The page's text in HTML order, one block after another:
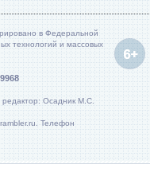
в Федеральной
технологий и массовых
редактор: Осадник М.С.
Телефон